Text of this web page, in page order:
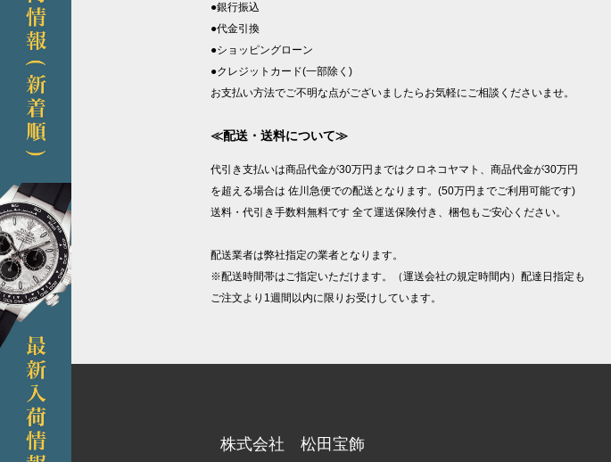
●銀行振込
●代金引換
●ショッピングローン
●クレジットカード(一部除く)
お支払い方法でご不明な点がございましたらお気軽にご相談くださいませ。
≪配送・送料について≫
代引き支払いは商品代金が30万円まではクロネコヤマト、商品代金が30万円
を超える場合は 佐川急便での配送となります。(50万円までご利用可能です)
送料・代引き手数料無料です 全て運送保険付き、梱包もご安心ください。
配送業者は弊社指定の業者となります。
※配送時間帯はご指定いただけます。（運送会社の規定時間内）配達日指定も
ご注文より1週間以内に限りお受けしています。
株式会社 松田宝飾